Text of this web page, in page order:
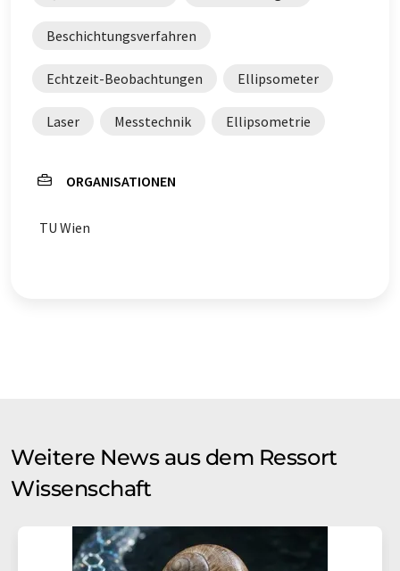
Beschichtungsverfahren
Echtzeit-Beobachtungen Ellipsometer
Laser Messtechnik Ellipsometrie
ORGANISATIONEN
TU Wien
Weitere News aus dem Ressort
Wissenschaft